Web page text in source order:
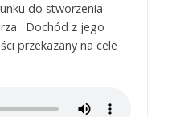
do stworzenia
Dochód z jego
przekazany na cele